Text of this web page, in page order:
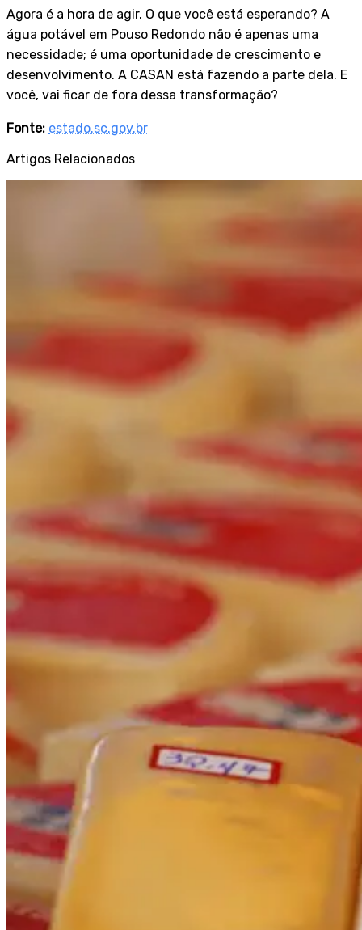
Agora é a hora de agir. O que você está esperando? A
água potável em Pouso Redondo não é apenas uma
necessidade; é uma oportunidade de crescimento e
desenvolvimento. A CASAN está fazendo a parte dela. E
você, vai ficar de fora dessa transformação?
Fonte: estado.sc.gov.br
Artigos Relacionados